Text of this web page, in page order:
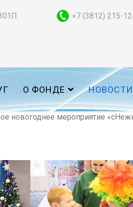
+7 (3812) 215-
О ФОНДЕ НОВОСТИ
новогоднее мероприятие